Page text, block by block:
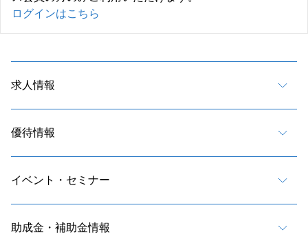
ログインはこちら
求人情報
優待情報
イベント・セミナー
助成金・補助金情報